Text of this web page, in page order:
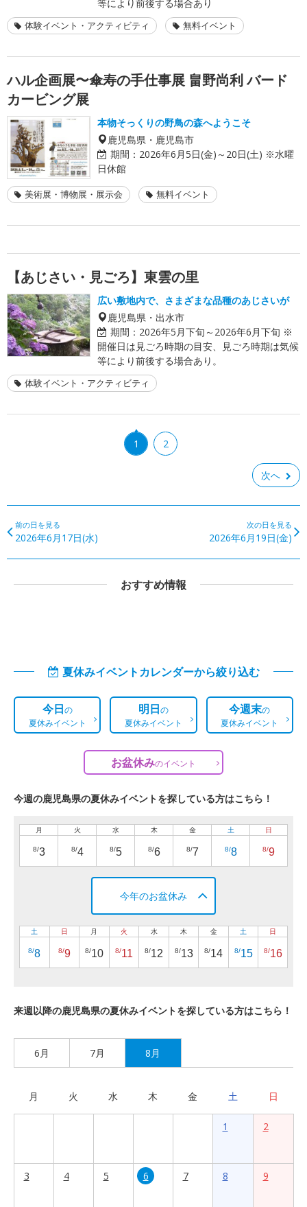
等により前後する場合あり
体験イベント・アクティビティ 無料イベント
ハル企画展〜傘寿の手仕事展 畠野尚利 バード
カービング展
本物そっくりの野鳥の森へようこそ
鹿児島県・鹿児島市
期間： 2026年6月5日(金)～20日(土) ※水曜
日休館
美術展・博物展・展示会 無料イベント
【あじさい・見ごろ】東雲の里
広い敷地内で、さまざまな品種のあじさいが
鹿児島県・出水市
期間： 2026年5月下旬～2026年6月下旬 ※
開催日は見ごろ時期の目安、見ごろ時期は気候
等により前後する場合あり。
体験イベント・アクティビティ
1 2
次へ
前の日を見る
2026年6月17日(水)
次の日を見る
2026年6月19日(金)
おすすめ情報
夏休みイベントカレンダーから絞り込む
今日の
夏休みイベント
明日の
夏休みイベント
今週末の
夏休みイベント
お盆休みのイベント
今週の鹿児島県の夏休みイベントを探している方はこちら！
月
8/3
火
8/4
水
8/5
木
8/6
金
8/7
土
8/8
日
8/9
今年のお盆休み
土
8/8
日
8/9
月
8/10
火
8/11
水
8/12
木
8/13
金
8/14
土
8/15
日
8/16
来週以降の鹿児島県の夏休みイベントを探している方はこちら！
6月 7月 8月
月 火 水 木 金 土 日
1 2
3 4 5 6 7 8 9